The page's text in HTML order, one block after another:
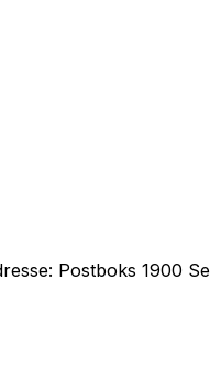
Postboks 1900